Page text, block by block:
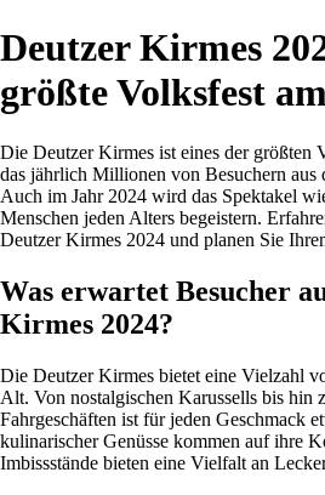
Deutzer Kirmes
größte Volksfest
Die Deutzer Kirmes ist eines der größten
das jährlich Millionen von Besuchern aus
Auch im Jahr 2024 wird das Spektakel
Menschen jeden Alters begeistern.
Deutzer Kirmes 2024 und planen Sie
Was erwartet Besucher
Kirmes 2024?
Die Deutzer Kirmes bietet eine Vielzahl
Alt. Von nostalgischen Karussells bis hin
Fahrgeschäften ist für jeden Geschmack
kulinarischer Genüsse kommen auf ihre
Imbissstände bieten eine Vielfalt an